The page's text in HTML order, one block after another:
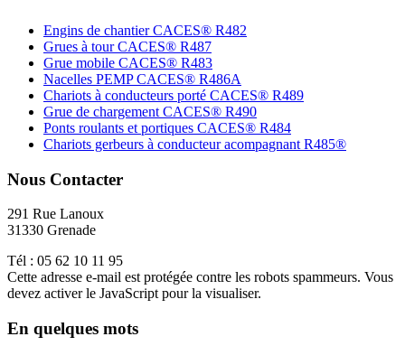
Engins de chantier CACES® R482
Grues à tour CACES® R487
Grue mobile CACES® R483
Nacelles PEMP CACES® R486A
Chariots à conducteurs porté CACES® R489
Grue de chargement CACES® R490
Ponts roulants et portiques CACES® R484
Chariots gerbeurs à conducteur acompagnant R485®
Nous Contacter
291 Rue Lanoux
31330 Grenade
Tél : 05 62 10 11 95
Cette adresse e-mail est protégée contre les robots spammeurs. Vous
devez activer le JavaScript pour la visualiser.
En quelques mots